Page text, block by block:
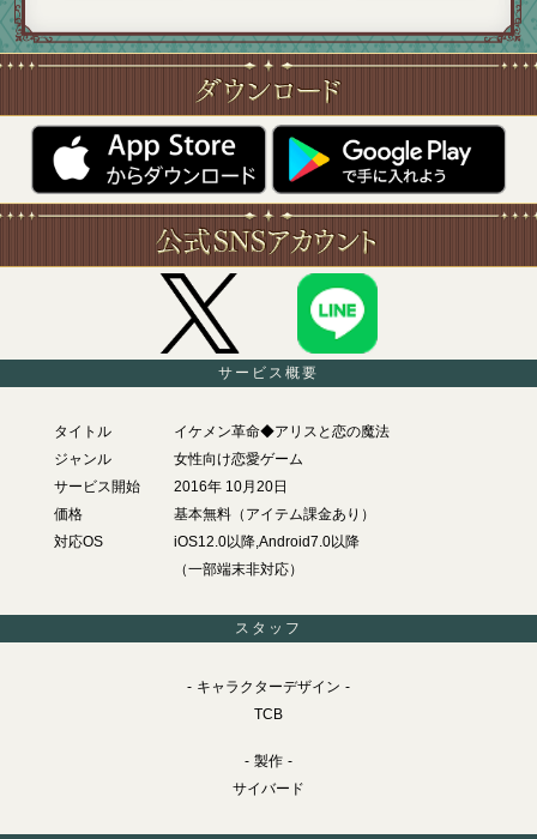
サービス概要
タイトル
イケメン革命◆アリスと恋の魔法
ジャンル
女性向け恋愛ゲーム
サービス開始
2016年 10月20日
価格
基本無料（アイテム課金あり）
対応OS
iOS12.0以降,Android7.0以降
（一部端末非対応）
スタッフ
キャラクターデザイン
TCB
製作
サイバード